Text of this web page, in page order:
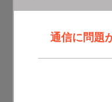
通信に問題